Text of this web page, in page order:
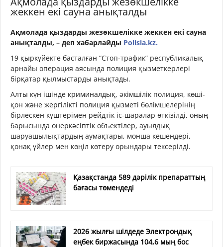
жеккен екі сауна анықталды
Ақмолада қыздарды жезөкшелікке жеккен екі сауна
анықталды, – деп хабарлайды Polisia.kz.
19 қыркүйекте басталған “Стоп-трафик” республикалық
арнайы операция аясында полиция қызметкерлері
бірқатар қылмыстарды анықтады.
Алты күн ішінде криминалдық, әкімшілік полиция, көші-
қон және жергілікті полиция қызметі бөлімшелерінің
бірлескен күштерімен рейдтік іс-шаралар өткізілді, оның
барысында өнеркәсіптік объектілер, ауылдық
шаруашылықтардың аумақтары, монша кешендері,
қонақ үйлер мен көңіл көтеру орындары тексерілді.
Қазақстанда 589 дәрілік препараттың
бағасы төмендеді
2026 жылғы шілдеде Электрондық
еңбек биржасында 104,6 мың бос